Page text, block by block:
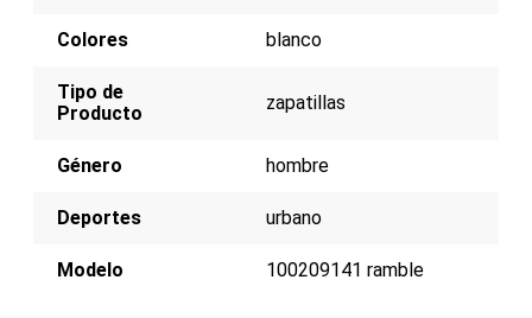
Colores blanco
Tipo de
Producto
zapatillas
Género hombre
Deportes urbano
Modelo 100209141 ramble